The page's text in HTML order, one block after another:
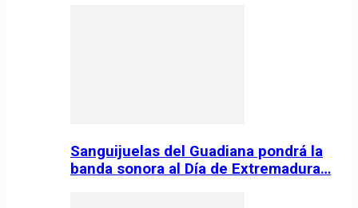
Sanguijuelas del Guadiana pondrá la
banda sonora al Día de Extremadura…